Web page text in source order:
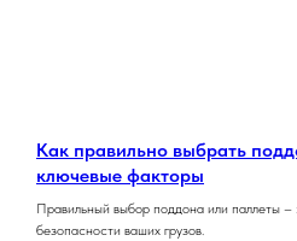
Как правильно выбрать
ключевые факторы
Правильный выбор поддона или паллеты –
безопасности ваших грузов.